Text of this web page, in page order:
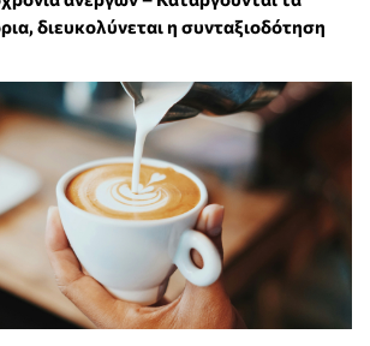
διευκολύνεται η συνταξιοδότηση